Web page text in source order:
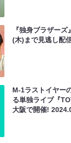
『独身ブラザー
(木)まで見逃し配
M-1ラストイヤー
る単独ライブ『
大阪で開催!